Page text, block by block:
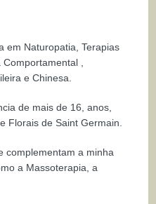
em Naturopatia, Terapias
,
e Chinesa.
de mais de 16, anos,
Florais de Saint Germain.
complementam a minha
a Massoterapia, a